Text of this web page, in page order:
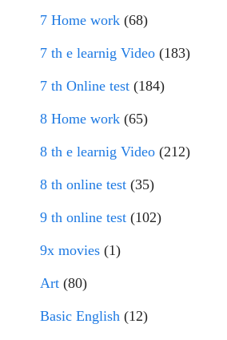
7 Home work (68)
7 th e learnig Video (183)
7 th Online test (184)
8 Home work (65)
8 th e learnig Video (212)
8 th online test (35)
9 th online test (102)
9x movies (1)
Art (80)
Basic English (12)